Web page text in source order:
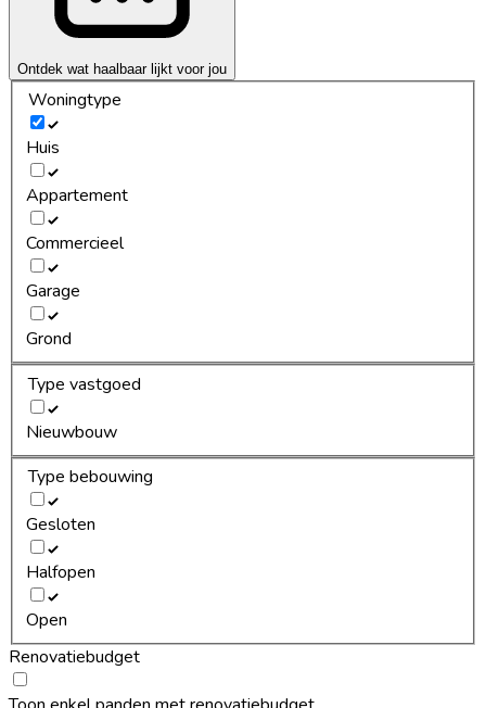
Ontdek wat haalbaar lijkt voor jou
Woningtype
Huis
Appartement
Commercieel
Garage
Grond
Type vastgoed
Nieuwbouw
Type bebouwing
Gesloten
Halfopen
Open
Renovatiebudget